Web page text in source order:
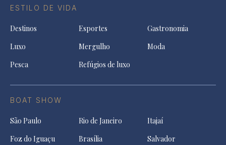
ESTILO DE VIDA
Destinos Esportes
Gastronomia
Luxo
Mergulho
Moda
Pesca
Refúgios de luxo
BOAT SHOW
São Paulo Rio de Janeiro
Itajaí
Foz do Iguaçu
Brasília Salvador